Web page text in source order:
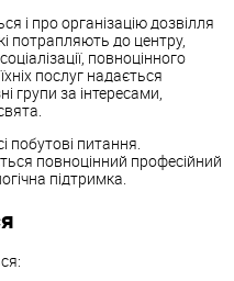
і про організацію дозвілля
потрапляють до центру,
повноцінного
послуг надається
групи за інтересами,
побутові питання.
повноцінний професійний
підтримка.